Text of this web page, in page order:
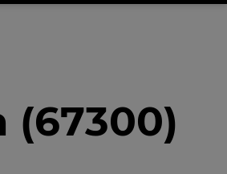
(67300)